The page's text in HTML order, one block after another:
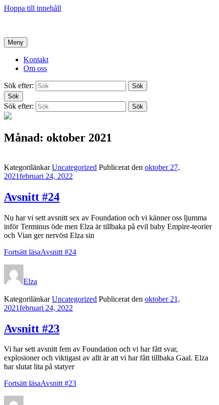
Hoppa till innehåll
Meny
Kontakt
Om oss
Sök efter:
Sök
Sök
Sök efter: Sök
Månad: oktober 2021
KategorilänkarUncategorized Publicerat den oktober 27,
2021februari 24, 2022
Avsnitt #24
Nu har vi sett avsnitt sex av Foundation och vi känner oss ljumma
inför Terminus öde men Elza är tillbaka på evil baby Empire-teorier
och Vian ger nervöst Elza sin
Fortsätt läsaAvsnitt #24
Elza
KategorilänkarUncategorized Publicerat den oktober 21,
2021februari 24, 2022
Avsnitt #23
Vi har sett avsnitt fem av Foundation och vi har fått svar,
explosioner och viktigast av allt är att vi har fått tillbaka Gaal. Elza
har slutat lita på statyer
Fortsätt läsaAvsnitt #23